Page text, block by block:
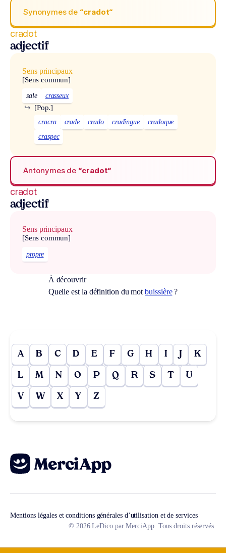
Synonymes de “cradot“
cradot
adjectif
Sens principaux
[Sens commun]
sale crasseux
[Pop.]
↪
cracra crade crado cradingue
cradoque
craspec
Antonymes de “cradot“
cradot
adjectif
Sens principaux
[Sens commun]
propre
À découvrir
Quelle est la définition du motbuissière?
A B C D E F G H I J K
L M N O P Q R S T U
V W X Y Z
Mentions légales et conditions générales d’utilisation et de services
© 2026 LeDico par MerciApp. Tous droits réservés.